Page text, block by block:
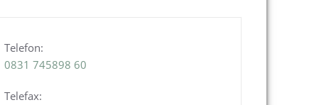
Telefon:
0831 745898 60
Telefax: